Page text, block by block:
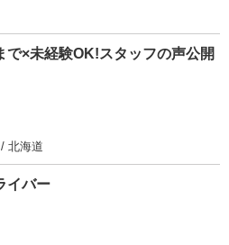
で×未経験OK!スタッフの声公開
北海道
イバー